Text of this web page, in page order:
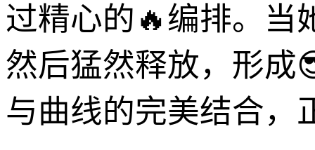
过精心的🔥编排。当
然后猛然释放，形成
与曲线的完美结合，